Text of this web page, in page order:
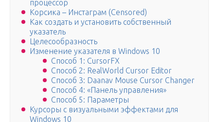
процессор
Корсика – Инстаграм (Censored)
Как создать и установить собственный
указатель
Целесообразность
Изменение указателя в Windows 10
Способ 1: CursorFX
Способ 2: RealWorld Cursor Editor
Способ 3: Daanav Mouse Cursor Changer
Способ 4: «Панель управления»
Способ 5: Параметры
Курсоры с визуальными эффектами для
Windows 10